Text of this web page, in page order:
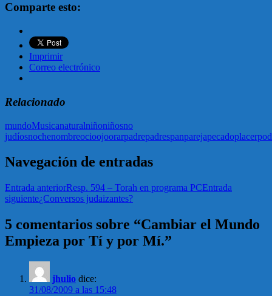
Comparte esto:
Imprimir
Correo electrónico
Relacionado
mundoMusicanaturalniñoniñosno
judíosnochenombreocioojoorarpadrepadrespanparejapecadoplacer
Navegación de entradas
Entrada anteriorResp. 594 – Torah en programa PCEntrada
siguiente¿Conversos judaizantes?
5 comentarios sobre “Cambiar el Mundo
Empieza por Tí y por Mí.”
jhulio dice:
31/08/2009 a las 15:48